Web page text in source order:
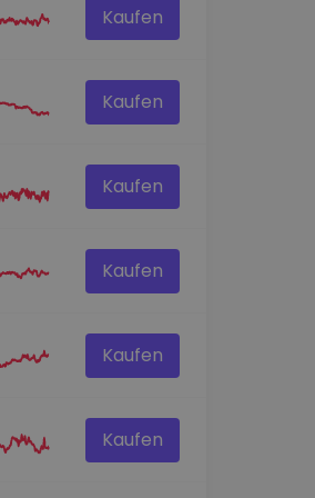
Kaufen
Kaufen
Kaufen
Kaufen
Kaufen
Kaufen